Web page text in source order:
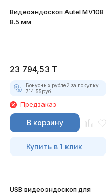
Видеоэндоскоп Autel MV108
8.5 мм
23 794,53 T
Бонусных рублей за покупку:
714.55руб.
Предзаказ
В корзину
Купить в 1 клик
USB видеоэндоскоп для